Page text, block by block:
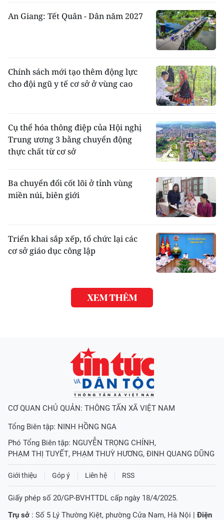
An Giang: Tết Quân - Dân năm 2027
Chính sách mới tạo thêm động lực
cho đội ngũ y tế cơ sở ở vùng cao
Cụ thể hóa thông điệp của Hội nghị
Trung ương 3 bằng chuyển động
thực chất từ cơ sở
Ba chuyển đổi cốt lõi ở tỉnh vùng
miền núi, biên giới
Triển khai sắp xếp, tổ chức lại các
cơ sở giáo dục công lập
XEM THÊM
CƠ QUAN CHỦ QUẢN: THÔNG TẤN XÃ VIỆT NAM
Tổng Biên tập: NINH HỒNG NGA
Phó Tổng Biên tập: NGUYỄN TRỌNG CHÍNH,
PHẠM THỊ TUYẾT, PHẠM THUỲ HƯƠNG, ĐINH QUANG DŨNG
Giới thiệu Góp ý Liên hệ RSS
Giấy phép số 20/GP-BVHTTDL cấp ngày 18/4/2025.
Trụ sở : Số 5 Lý Thường Kiệt, phường Cửa Nam, Hà Nội |Điện